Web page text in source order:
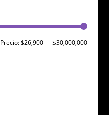
Precio
Precio
Precio:$26,900—$30,000,000